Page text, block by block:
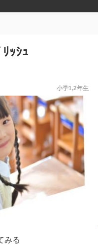
ｯｼｭ
小学1,2年生
みる